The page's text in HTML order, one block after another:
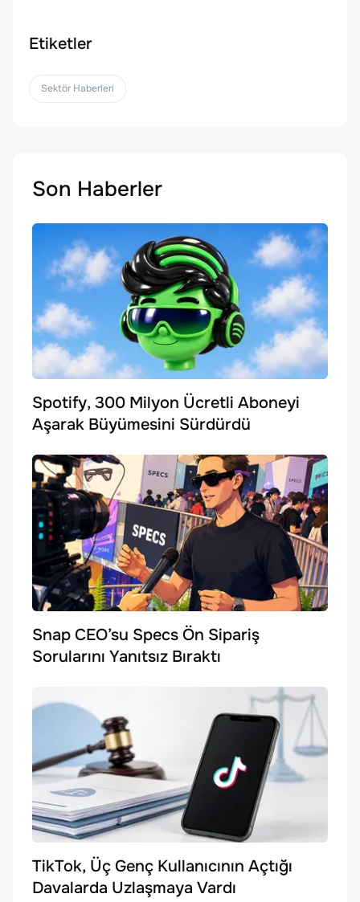
Etiketler
Sektör Haberleri
Son Haberler
Spotify, 300 Milyon Ücretli Aboneyi
Aşarak Büyümesini Sürdürdü
Snap CEO’su Specs Ön Sipariş
Sorularını Yanıtsız Bıraktı
TikTok, Üç Genç Kullanıcının Açtığı
Davalarda Uzlaşmaya Vardı